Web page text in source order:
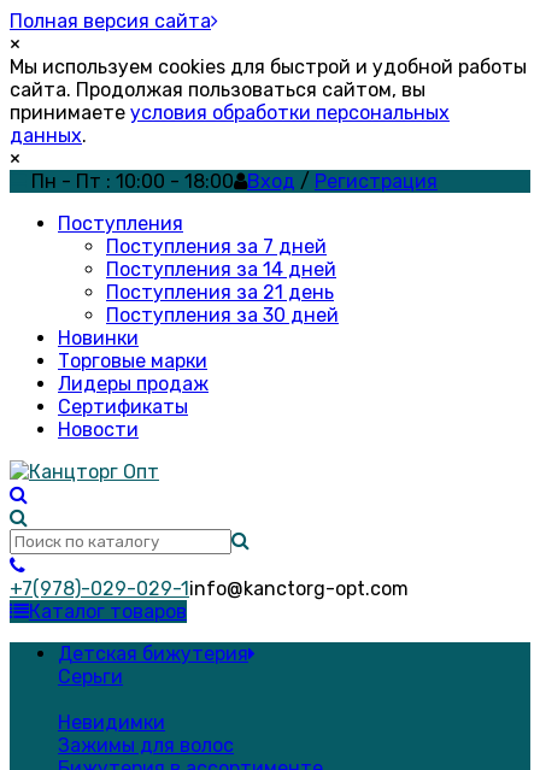
Полная версия сайта
×
Мы используем cookies для быстрой и удобной работы
сайта. Продолжая пользоваться сайтом, вы
принимаете условия обработки персональных
данных.
×
Пн - Пт : 10:00 - 18:00
Вход / Регистрация
Поступления
Поступления за 7 дней
Поступления за 14 дней
Поступления за 21 день
Поступления за 30 дней
Новинки
Торговые марки
Лидеры продаж
Сертификаты
Новости
+7(978)-029-029-1info@kanctorg-opt.com
Каталог товаров
Детская бижутерия
Серьги
Невидимки
Зажимы для волос